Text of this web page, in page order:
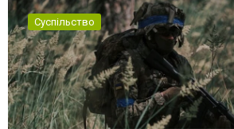
Суспільство